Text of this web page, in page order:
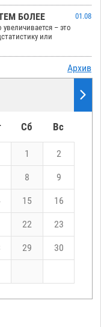
БОЛЕЕ
01.08
– это
или
Архив
Сб Вс
1 2
8 9
15 16
22 23
29 30